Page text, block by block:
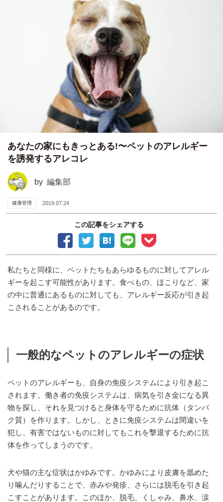
あなたの家にもきっとある!〜ペットのアレルギー
を誘発するアレコレ
by 編集部
健康管理 2019.07.24
この記事をシェアする
私たちと同様に、ペットたちもあらゆるものに対してアレル
ギーを起こす可能性があります。食べもの、ほこりなど、家
の中に普通にあるものに対しても、アレルギー反応が引き起
こされることがあるのです。
一般的なペットのアレルギーの症状
ペットのアレルギーも、自身の免疫システムにより引き起こ
されます。働き者の免疫システムは、病気を引き金になる異
物を探し、それを見つけると身体を守るために抗体（タンパ
ク質）を作ります。しかし、ときに免疫システムは間違いを
犯し、有害ではないものに対してもこれを撃退するために抗
体を作ってしまうのです。
犬や猫の主な症状はかゆみです。かゆみにより皮膚を舐めた
り噛んだりすることで、赤みや発疹、さらには脱毛を引き起
こすことがあります。このほか、脱毛、くしゃみ、鼻水、涙